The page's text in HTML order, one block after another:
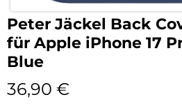
Peter Jäckel Back
für Apple iPhone 17
Blue
36,90 €